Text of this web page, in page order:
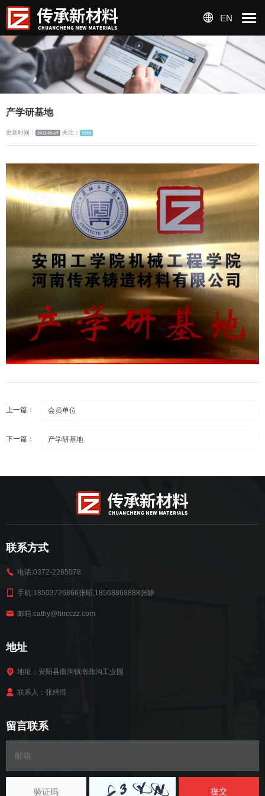
EN
产学研基地
更新时间： 2022-06-19 关注： 9200
上一篇： 会员单位
下一篇： 产学研基地
联系方式
电话:0372-2265078
手机:18503726866张昭,18568868888张静
邮箱:cathy@hncczz.com
地址
地址：安阳县曲沟镇南曲沟工业园
联系人：张经理
留言联系
提交